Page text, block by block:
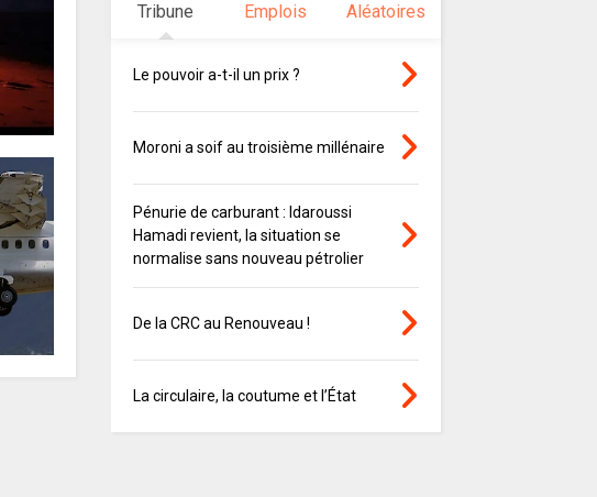
Tribune Emplois Aléatoires
Le pouvoir a-t-il un prix ?
Moroni a soif au troisième millénaire
Pénurie de carburant : Idaroussi
Hamadi revient, la situation se
normalise sans nouveau pétrolier
De la CRC au Renouveau !
La circulaire, la coutume et l’État